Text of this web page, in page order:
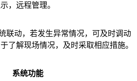
，远程管理。
动，若发生异常情况，可及时调动
了解现场情况，及时采取相应措施。
系统功能